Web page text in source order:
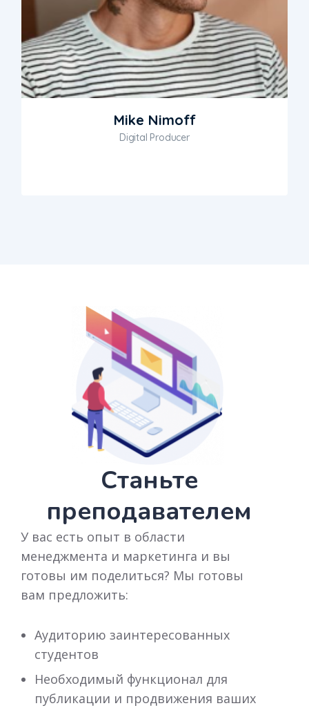
Mike Nimoff
Digital Producer
Станьте
преподавателем
У вас есть опыт в области
менеджмента и маркетинга и вы
готовы им поделиться? Мы готовы
вам предложить:
Аудиторию заинтересованных
студентов
Необходимый функционал для
публикации и продвижения ваших